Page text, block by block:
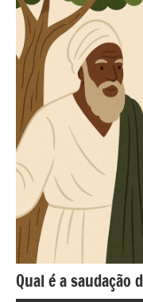
Qual é a saudação